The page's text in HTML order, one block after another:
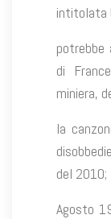
intitolata
potrebbe
di
miniera,
la
del 2010;
Agosto